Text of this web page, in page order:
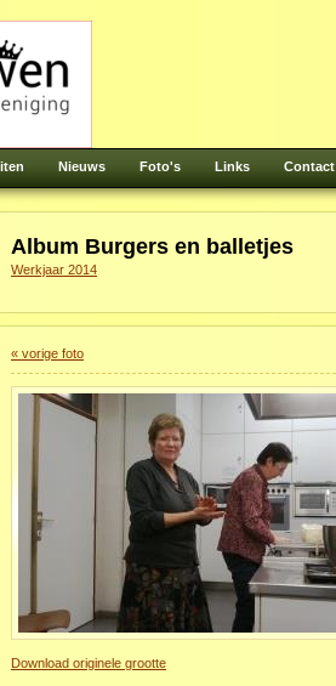
Nieuws Foto's Links Contact
Album Burgers en balletjes
Werkjaar 2014
« vorige foto
Download originele grootte